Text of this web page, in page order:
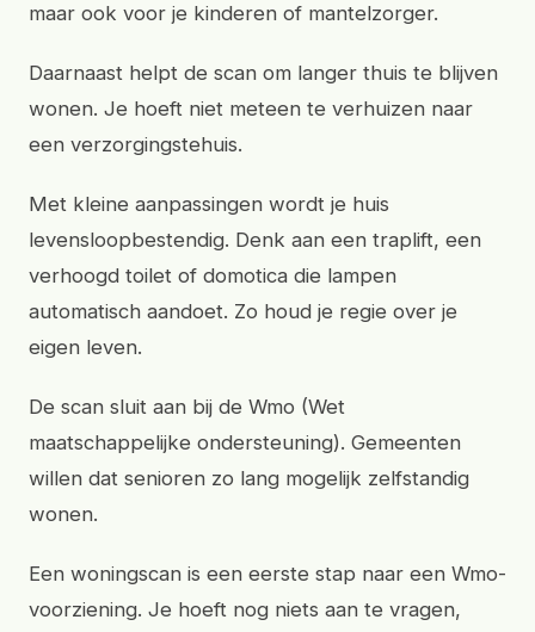
maar ook voor je kinderen of mantelzorger.
Daarnaast helpt de scan om langer thuis te blijven
wonen. Je hoeft niet meteen te verhuizen naar
een verzorgingstehuis.
Met kleine aanpassingen wordt je huis
levensloopbestendig. Denk aan een traplift, een
verhoogd toilet of domotica die lampen
automatisch aandoet. Zo houd je regie over je
eigen leven.
De scan sluit aan bij de Wmo (Wet
maatschappelijke ondersteuning). Gemeenten
willen dat senioren zo lang mogelijk zelfstandig
wonen.
Een woningscan is een eerste stap naar een Wmo-
voorziening. Je hoeft nog niets aan te vragen,